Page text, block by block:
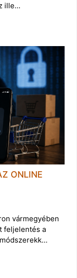
ille…
ONLINE
vármegyében
feljelentés a